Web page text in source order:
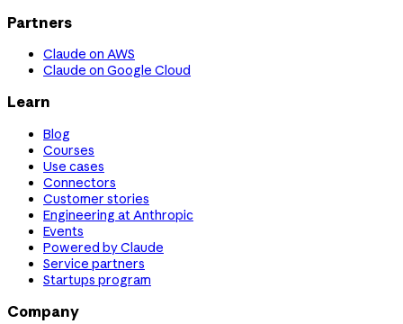
Partners
Claude on AWS
Claude on Google Cloud
Learn
Blog
Courses
Use cases
Connectors
Customer stories
Engineering at Anthropic
Events
Powered by Claude
Service partners
Startups program
Company